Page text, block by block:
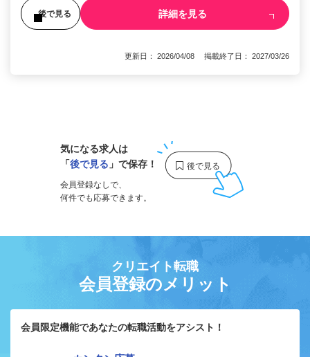
後で見る 詳細を見る
更新日： 2026/04/08 掲載終了日： 2027/03/26
気になる求人は
「後で見る 」で保存！
会員登録なしで、
何件でも応募できます。
クリエイト転職
会員登録のメリット
会員限定機能であなたの転職活動をアシスト！